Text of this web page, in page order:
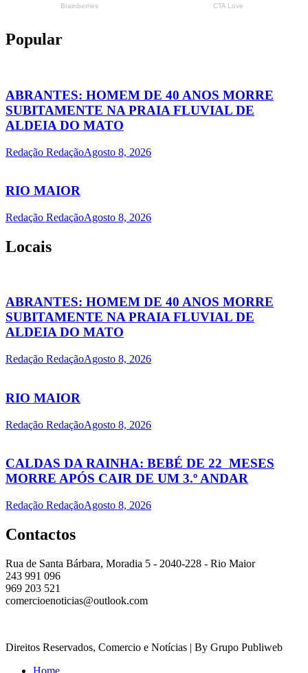
Popular
ABRANTES: HOMEM DE 40 ANOS MORRE
SUBITAMENTE NA PRAIA FLUVIAL DE
ALDEIA DO MATO
Redação RedaçãoAgosto 8, 2026
RIO MAIOR
Redação RedaçãoAgosto 8, 2026
Locais
ABRANTES: HOMEM DE 40 ANOS MORRE
SUBITAMENTE NA PRAIA FLUVIAL DE
ALDEIA DO MATO
Redação RedaçãoAgosto 8, 2026
RIO MAIOR
Redação RedaçãoAgosto 8, 2026
CALDAS DA RAINHA: BEBÉ DE 22 MESES
MORRE APÓS CAIR DE UM 3.º ANDAR
Redação RedaçãoAgosto 8, 2026
Contactos
Rua de Santa Bárbara, Moradia 5 - 2040-228 - Rio Maior
243 991 096
969 203 521
comercioenoticias@outlook.com
Direitos Reservados, Comercio e Notícias | By Grupo Publiweb
Home